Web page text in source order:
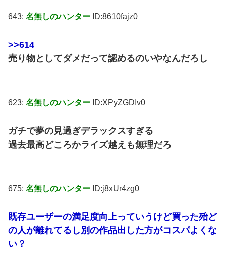
643: 名無しのハンター ID:8610fajz0
>>614
売り物としてダメだって認めるのいやなんだろし
623: 名無しのハンター ID:XPyZGDIv0
ガチで夢の見過ぎデラックスすぎる
過去最高どころかライズ越えも無理だろ
675: 名無しのハンター ID:j8xUr4zg0
既存ユーザーの満足度向上っていうけど買った殆ど
の人が離れてるし別の作品出した方がコスパよくな
い？